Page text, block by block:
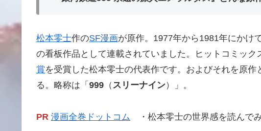
松本零士作のSF漫画が原作。1977年から1981年にかけて
の看板作品として連載されていました。ヒットコミック
賞を受賞した松本零士の代表作です。およびそれを原
る。略称は「 999 （ スリーナイン）」。
PR 漫画全巻ドットコム ・松本零士の世界感を読んで